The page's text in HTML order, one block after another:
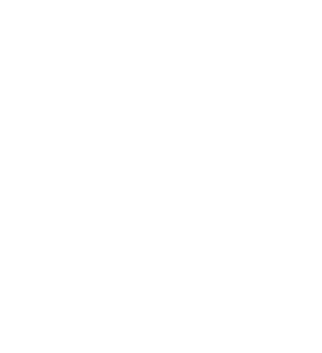
TV/sat., Wi-Fi zdarma,
vybavenie)